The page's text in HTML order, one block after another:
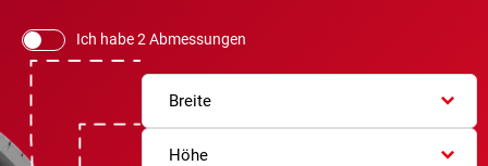
Ich habe 2 Abmessungen
Breite
Höhe